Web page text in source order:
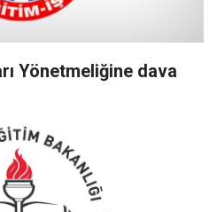
Yönetmeliğine dava